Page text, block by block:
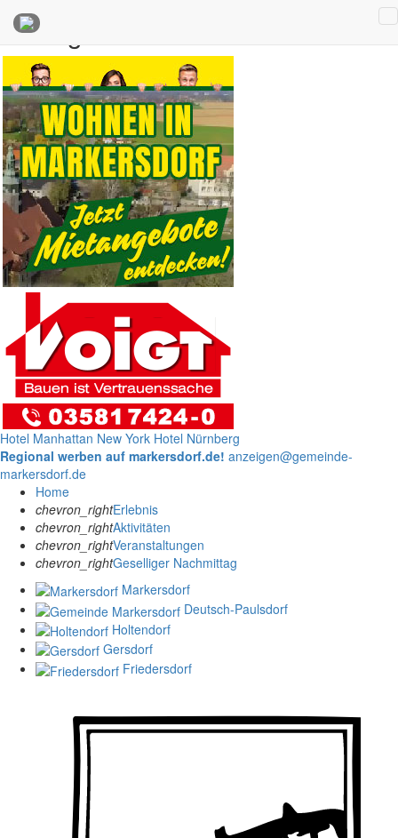
Anzeigen
Hotel Manhattan New York Hotel Nürnberg
Regional werben auf markersdorf.de! anzeigen@gemeinde-
markersdorf.de
Home
chevron_rightErlebnis
chevron_rightAktivitäten
chevron_rightVeranstaltungen
chevron_rightGeselliger Nachmittag
Markersdorf
Deutsch-Paulsdorf
Holtendorf
Gersdorf
Friedersdorf